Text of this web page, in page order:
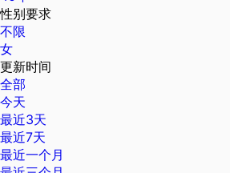
性别要求
不限
女
更新时间
全部
今天
最近3天
最近7天
最近一个月